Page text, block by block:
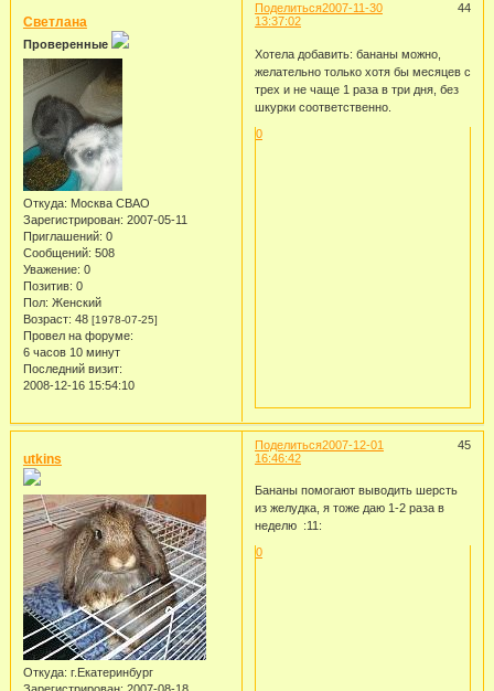
Поделиться 44
2007-11-30
13:37:02
Светлана
Проверенные
Откуда: Москва СВАО
Зарегистрирован: 2007-05-11
Приглашений: 0
Сообщений: 508
Уважение: 0
Позитив: 0
Пол: Женский
Возраст: 48 [1978-07-25]
Провел на форуме:
6 часов 10 минут
Последний визит:
2008-12-16 15:54:10
Хотела добавить: бананы можно,
желательно только хотя бы месяцев с
трех и не чаще 1 раза в три дня, без
шкурки соответственно.
0
Поделиться 45
2007-12-01
16:46:42
utkins
Откуда: г.Екатеринбург
Бананы помогают выводить шерсть
из желудка, я тоже даю 1-2 раза в
неделю :11:
0